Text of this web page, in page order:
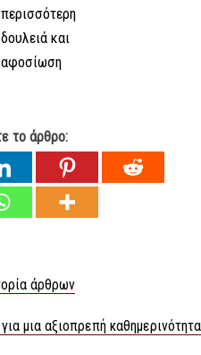
περισσότερη
δουλειά και
αφοσίωση
το άρθρο:
άρθρων
μια αξιοπρεπή καθημερινότητα